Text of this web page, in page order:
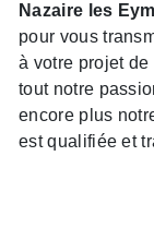
Nazaire les
pour vous
à votre projet de
tout notre
encore plus
est qualifiée et